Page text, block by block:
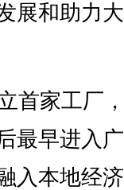
展和助力
家工厂
最早进入
入本地经